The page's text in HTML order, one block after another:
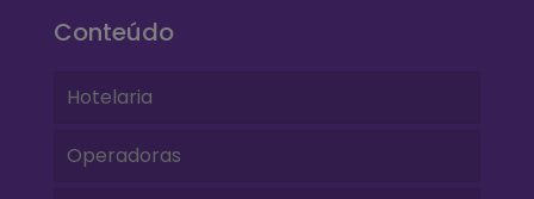
Conteúdo
Hotelaria
Operadoras